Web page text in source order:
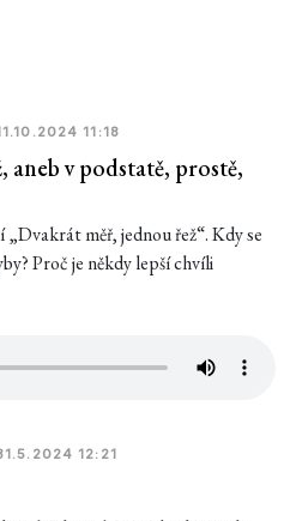
11:18
v podstatě, prostě,
měř, jednou řež“. Kdy se
Proč je někdy lepší chvíli
12:21